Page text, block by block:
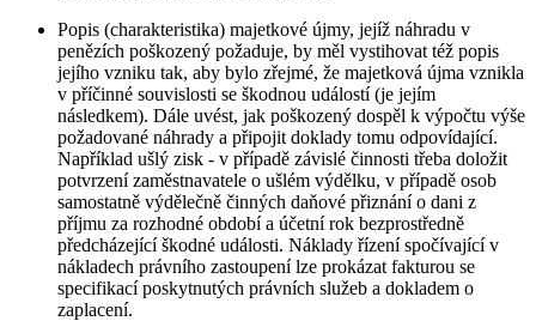
Popis (charakteristika) majetkové újmy, jejíž náhradu v
penězích poškozený požaduje, by měl vystihovat též popis
jejího vzniku tak, aby bylo zřejmé, že majetková újma vznikla
v příčinné souvislosti se škodnou událostí (je jejím
následkem). Dále uvést, jak poškozený dospěl k výpočtu výše
požadované náhrady a připojit doklady tomu odpovídající.
Například ušlý zisk - v případě závislé činnosti třeba doložit
potvrzení zaměstnavatele o ušlém výdělku, v případě osob
samostatně výdělečně činných daňové přiznání o dani z
příjmu za rozhodné období a účetní rok bezprostředně
předcházející škodné události. Náklady řízení spočívající v
nákladech právního zastoupení lze prokázat fakturou se
specifikací poskytnutých právních služeb a dokladem o
zaplacení.